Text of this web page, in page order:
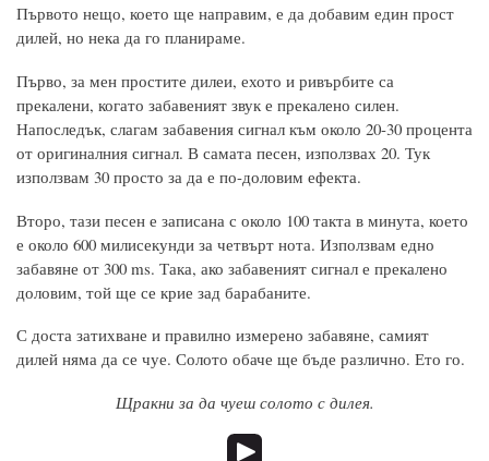
Първото нещо, което ще направим, е да добавим един прост
дилей, но нека да го планираме.
Първо, за мен простите дилеи, ехото и ривърбите са
прекалени, когато забавеният звук е прекалено силен.
Напоследък, слагам забавения сигнал към около 20-30 процента
от оригиналния сигнал. В самата песен, използвах 20. Тук
използвам 30 просто за да е по-доловим ефекта.
Второ, тази песен е записана с около 100 такта в минута, което
е около 600 милисекунди за четвърт нота. Използвам едно
забавяне от 300 ms. Така, ако забавеният сигнал е прекалено
доловим, той ще се крие зад барабаните.
С доста затихване и правилно измерено забавяне, самият
дилей няма да се чуе. Солото обаче ще бъде различно. Ето го.
Щракни за да чуеш солото с дилея.